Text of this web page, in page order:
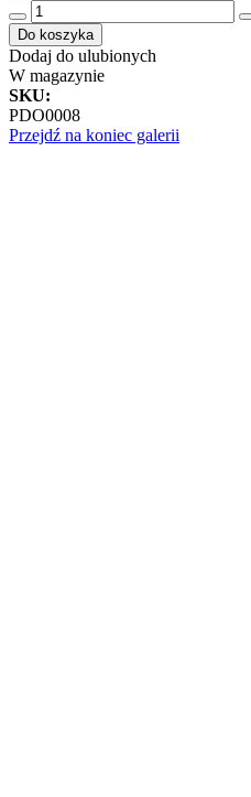
Do koszyka
Dodaj do ulubionych
W magazynie
SKU:
PDO0008
Przejdź na koniec galerii